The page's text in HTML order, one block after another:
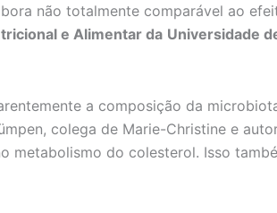
não totalmente comparável ao
e Alimentar da Universidade
a composição da
colega de Marie-Christine e
do colesterol. Isso